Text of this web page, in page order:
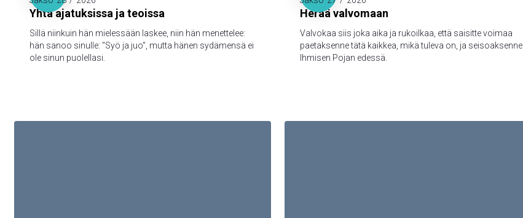
Yhtä ajatuksissa ja teoissa
Sillä niinkuin hän mielessään laskee, niin hän menettelee:
hän sanoo sinulle: "Syö ja juo", mutta hänen sydämensä ei
ole sinun puolellasi.
Herää valvomaan
Valvokaa siis joka aika ja rukoilkaa, että saisitte voimaa
paetaksenne tätä kaikkea, mikä tuleva on, ja seisoaksenne
Ihmisen Pojan edessä.